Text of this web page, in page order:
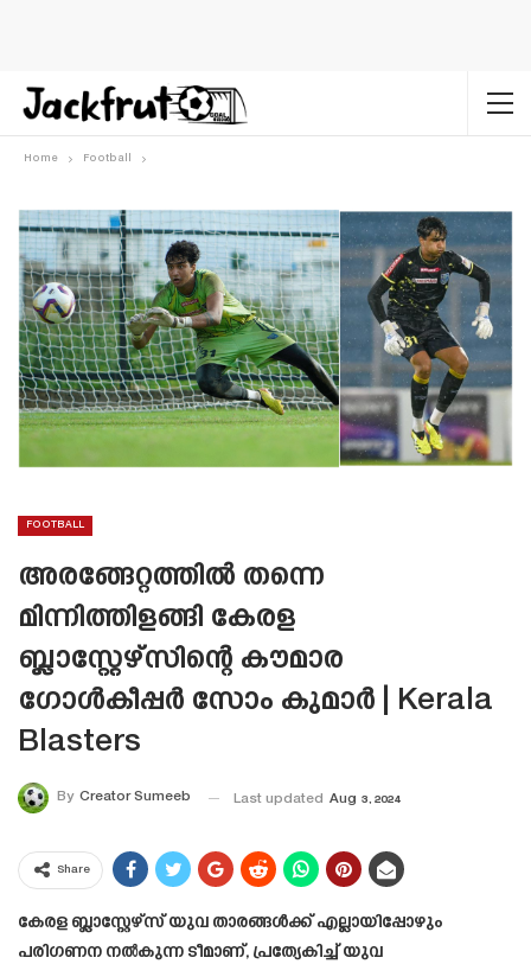
Home Football
FOOTBALL
അരങ്ങേറ്റത്തിൽ തന്നെ
മിന്നിത്തിളങ്ങി കേരള
ബ്ലാസ്റ്റേഴ്സിന്റെ കൗമാര
ഗോൾകീപ്പർ സോം കുമാർ | Kerala
Blasters
By Creator Sumeeb Last updated Aug 3, 2024
Share
കേരള ബ്ലാസ്റ്റേഴ്സ് യുവ താരങ്ങൾക്ക് എല്ലായിപ്പോഴും
പരിഗണന നൽകുന്ന ടീമാണ്, പ്രത്യേകിച്ച് യുവ